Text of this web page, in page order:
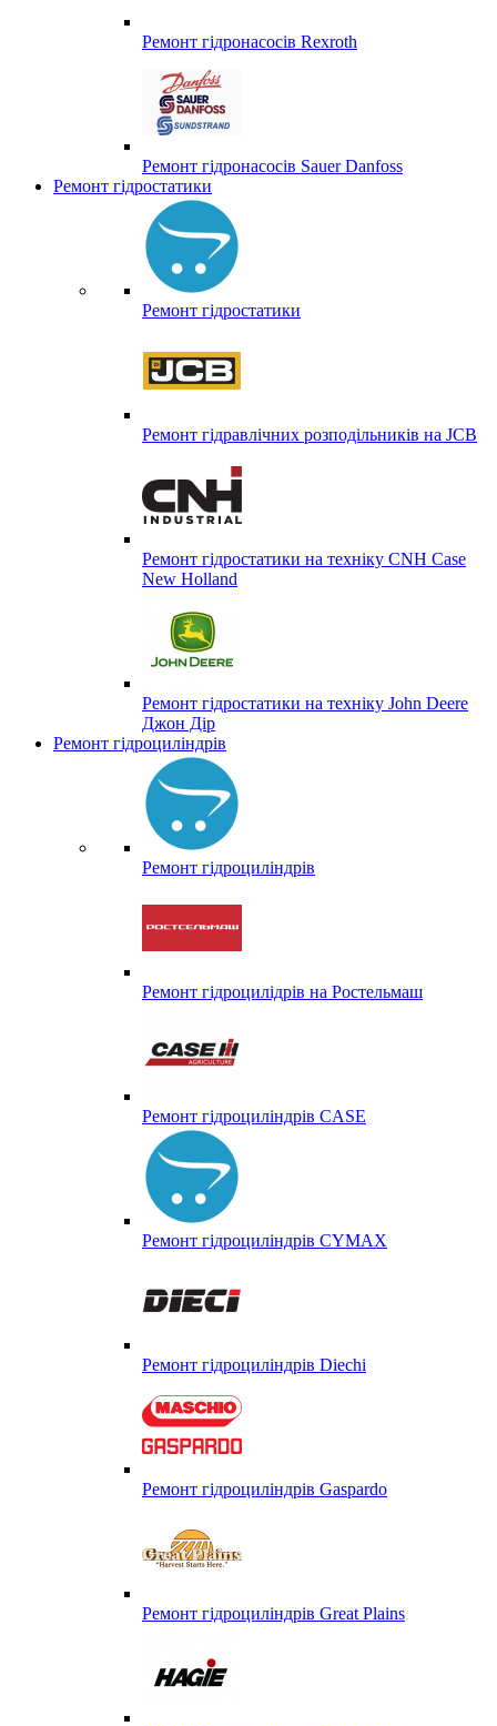
Ремонт гідронасосів Rexroth
Ремонт гідронасосів Sauer Danfoss
Ремонт гідростатики
Ремонт гідростатики
Ремонт гідравлічних розподільників на JCB
Ремонт гідростатики на техніку CNH Case
New Holland
Ремонт гідростатики на техніку John Deere
Джон Дір
Ремонт гідроциліндрів
Ремонт гідроциліндрів
Ремонт гідроцилідрів на Ростельмаш
Ремонт гідроциліндрів CASE
Ремонт гідроциліндрів CYMAX
Ремонт гідроциліндрів Diechi
Ремонт гідроциліндрів Gaspardo
Ремонт гідроциліндрів Great Plains